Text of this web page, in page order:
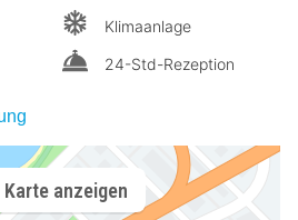
Klimaanlage
24-Std-Rezeption
anzeigen